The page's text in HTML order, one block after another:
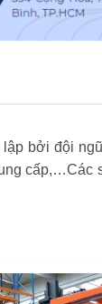
bởi đội